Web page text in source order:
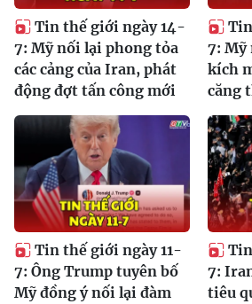
Tin thế giới ngày 14-
7: Mỹ nối lại phong tỏa
các cảng của Iran, phát
động đợt tấn công mới
7: Mỹ
kích
căng
Tin thế giới ngày 11-
7: Ông Trump tuyên bố
Mỹ đồng ý nối lại đàm
7:
tiêu